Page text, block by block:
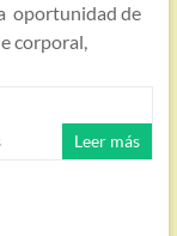
oportunidad de
corporal,
Leer más